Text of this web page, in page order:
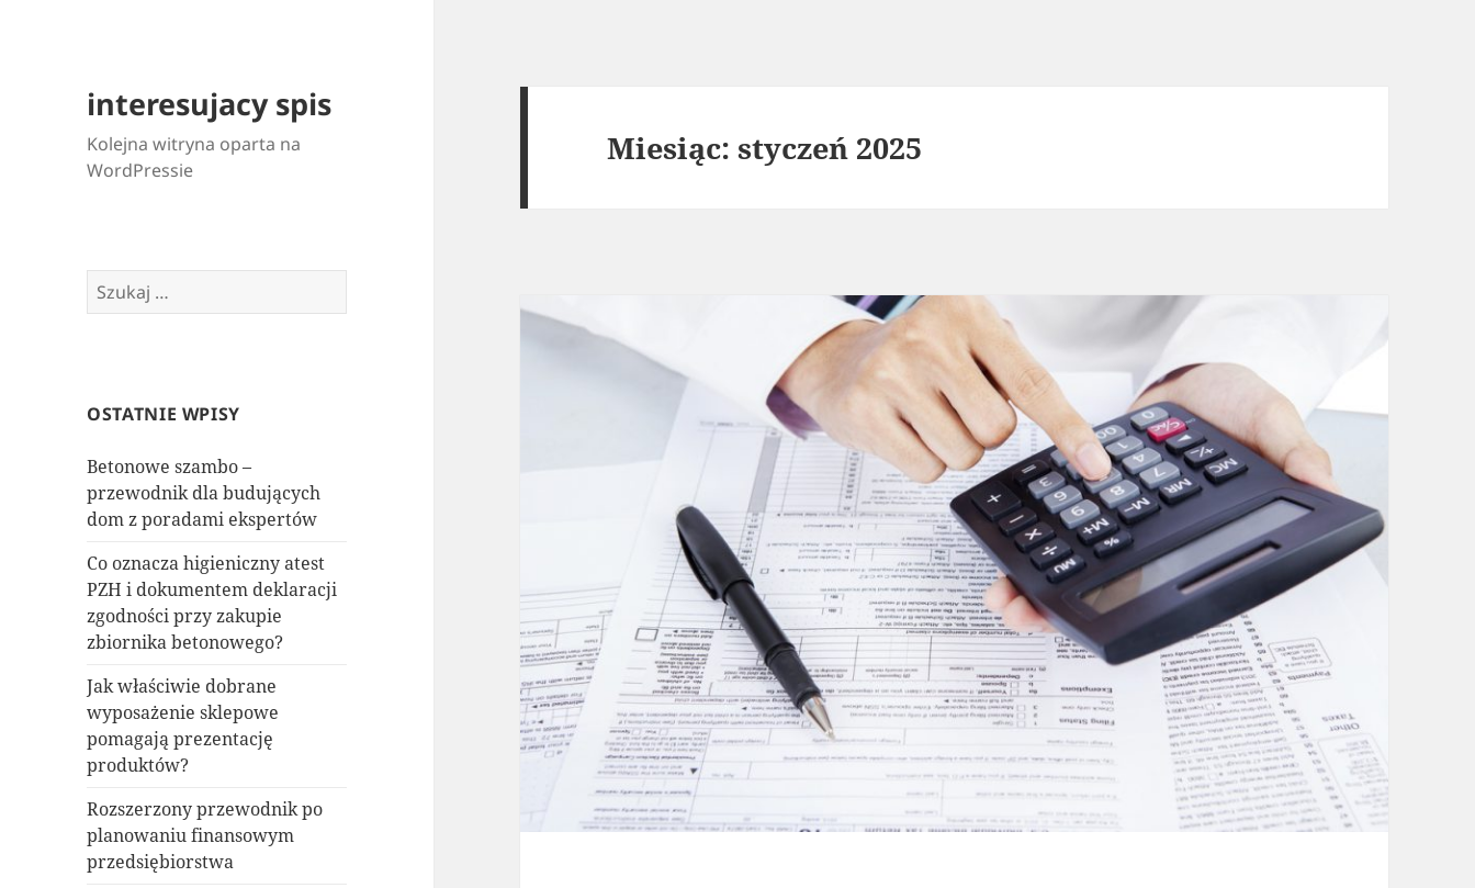
interesujacy spis
Kolejna witryna oparta na
WordPressie
Szukaj:
OSTATNIE WPISY
Betonowe szambo –
przewodnik dla budujących
dom z poradami ekspertów
Co oznacza higieniczny atest
PZH i dokumentem deklaracji
zgodności przy zakupie
zbiornika betonowego?
Jak właściwie dobrane
wyposażenie sklepowe
pomagają prezentację
produktów?
Rozszerzony przewodnik po
planowaniu finansowym
przedsiębiorstwa
Miesiąc:styczeń 2025